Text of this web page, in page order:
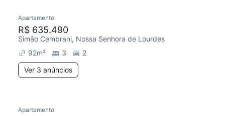
Chegou este mês
Apartamento
R$ 635.490
Simão Cembrani, Nossa Senhora de Lourdes
92m² 3
2
Ver 3 anúncios
Redecorar
Apartamento